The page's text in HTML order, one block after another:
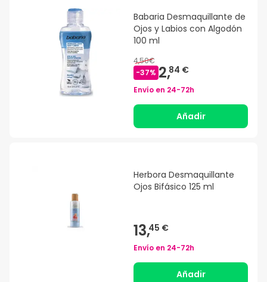
Babaria Desmaquillante de
Ojos y Labios con Algodón
100 ml
4,50€
-37% 2,84 €
Envío en 24-72h
Añadir
Herbora Desmaquillante
Ojos Bifásico 125 ml
13,45 €
Envío en 24-72h
Añadir